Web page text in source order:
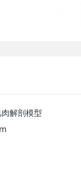
解剖模型